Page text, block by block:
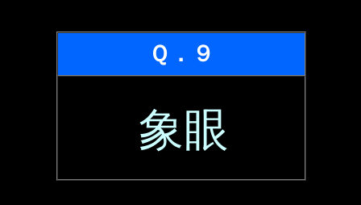
Ｑ．９
象眼